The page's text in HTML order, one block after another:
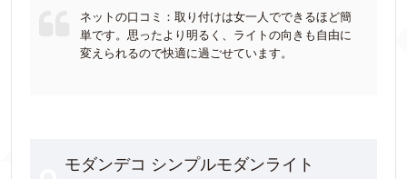
ネットの口コミ：取り付けは女一人でできるほど簡
単です。思ったより明るく、ライトの向きも自由に
変えられるので快適に過ごせています。
モダンデコ シンプルモダンライト